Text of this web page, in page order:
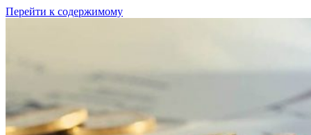
Перейти к содержимому